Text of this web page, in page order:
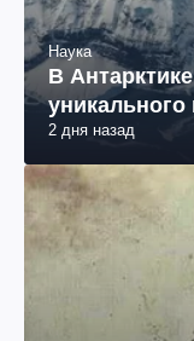
Наука
В
2 дня назад